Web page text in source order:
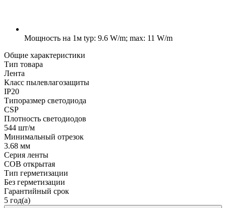
Мощность на 1м typ: 9.6 W/m; max: 11 W/m
Общие характеристики
Тип товара
Лента
Класс пылевлагозащиты
IP20
Типоразмер светодиода
CSP
Плотность светодиодов
544 шт/м
Минимальный отрезок
3.68 мм
Серия ленты
COB открытая
Тип герметизации
Без герметизации
Гарантийный срок
5 год(а)